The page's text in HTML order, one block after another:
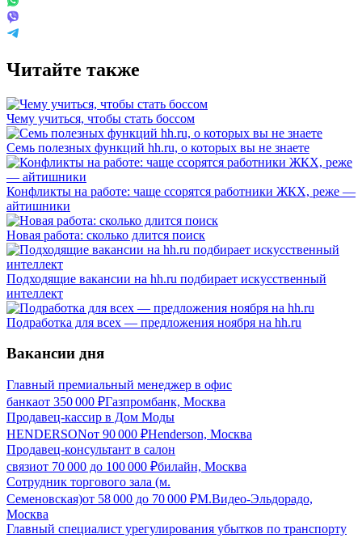
Читайте также
Чему учиться, чтобы стать боссом
Семь полезных функций hh.ru, о которых вы не знаете
Конфликты на работе: чаще ссорятся работники ЖКХ, реже —
айтишники
Новая работа: сколько длится поиск
Подходящие вакансии на hh.ru подбирает искусственный
интеллект
Подработка для всех — предложения ноября на hh.ru
Вакансии дня
Главный премиальный менеджер в офис
банкаот 350 000 ₽Газпромбанк, Москва
Продавец-кассир в Дом Моды
HENDERSONот 90 000 ₽Henderson, Москва
Продавец-консультант в салон
связиот 70 000 до 100 000 ₽билайн, Москва
Сотрудник торгового зала (м.
Семеновская)от 58 000 до 70 000 ₽М.Видео-Эльдорадо,
Москва
Главный специалист урегулирования убытков по транспорту